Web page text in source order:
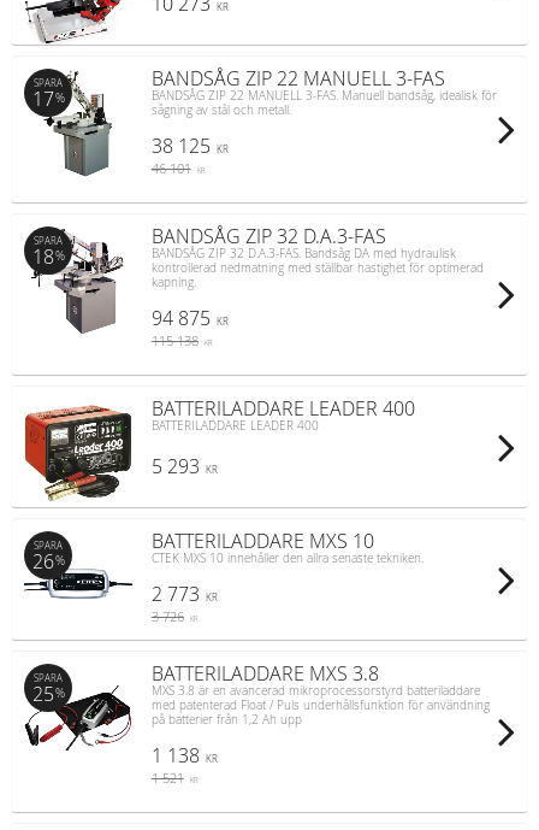
KR
BANDSÅG ZIP 22 MANUELL 3-FAS
BANDSÅG ZIP 22 MANUELL 3-FAS. Manuell bandsåg, idealisk för
sågning av stål och metall.
38 125 KR
46 101 KR
SPARA
17%
BANDSÅG ZIP 32 D.A.3-FAS
BANDSÅG ZIP 32 D.A.3-FAS. Bandsåg DA med hydraulisk
kontrollerad nedmatning med ställbar hastighet för optimerad
kapning.
94 875 KR
115 138 KR
SPARA
18%
BATTERILADDARE LEADER 400
BATTERILADDARE LEADER 400
5 293 KR
BATTERILADDARE MXS 10
CTEK MXS 10 innehåller den allra senaste tekniken.
2 773 KR
3 726 KR
SPARA
26%
BATTERILADDARE MXS 3.8
MXS 3.8 är en avancerad mikroprocessorstyrd batteriladdare
med patenterad Float / Puls underhållsfunktion för användning
på batterier från 1,2 Ah upp
1 138 KR
1 521 KR
SPARA
25%